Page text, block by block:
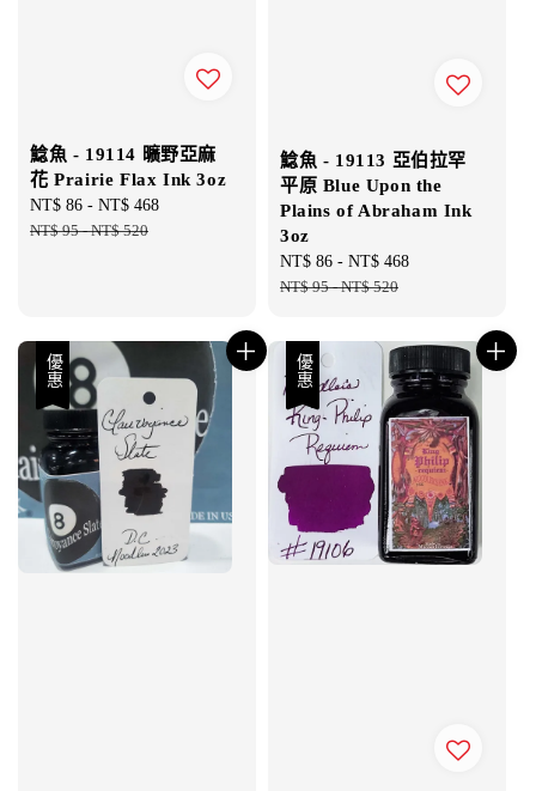
鯰魚 - 19114 曠野亞麻
花 Prairie Flax Ink 3oz
Sale
price
NT$ 86 - NT$ 468
NT$ 95-NT$ 520
鯰魚 - 19113 亞伯拉罕
平原 Blue Upon the
Plains of Abraham Ink
3oz
Sale
price
NT$ 86 - NT$ 468
NT$ 95-NT$ 520
優惠 優惠